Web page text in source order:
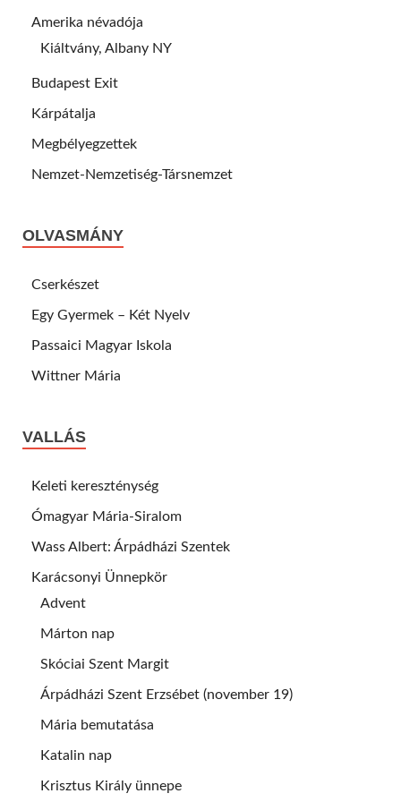
Amerika névadója
Kiáltvány, Albany NY
Budapest Exit
Kárpátalja
Megbélyegzettek
Nemzet-Nemzetiség-Társnemzet
OLVASMÁNY
Cserkészet
Egy Gyermek – Két Nyelv
Passaici Magyar Iskola
Wittner Mária
VALLÁS
Keleti kereszténység
Ómagyar Mária-Siralom
Wass Albert: Árpádházi Szentek
Karácsonyi Ünnepkör
Advent
Márton nap
Skóciai Szent Margit
Árpádházi Szent Erzsébet (november 19)
Mária bemutatása
Katalin nap
Krisztus Király ünnepe